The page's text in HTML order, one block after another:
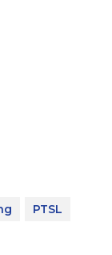
PTSL